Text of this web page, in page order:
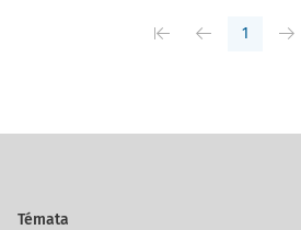
1
Témata